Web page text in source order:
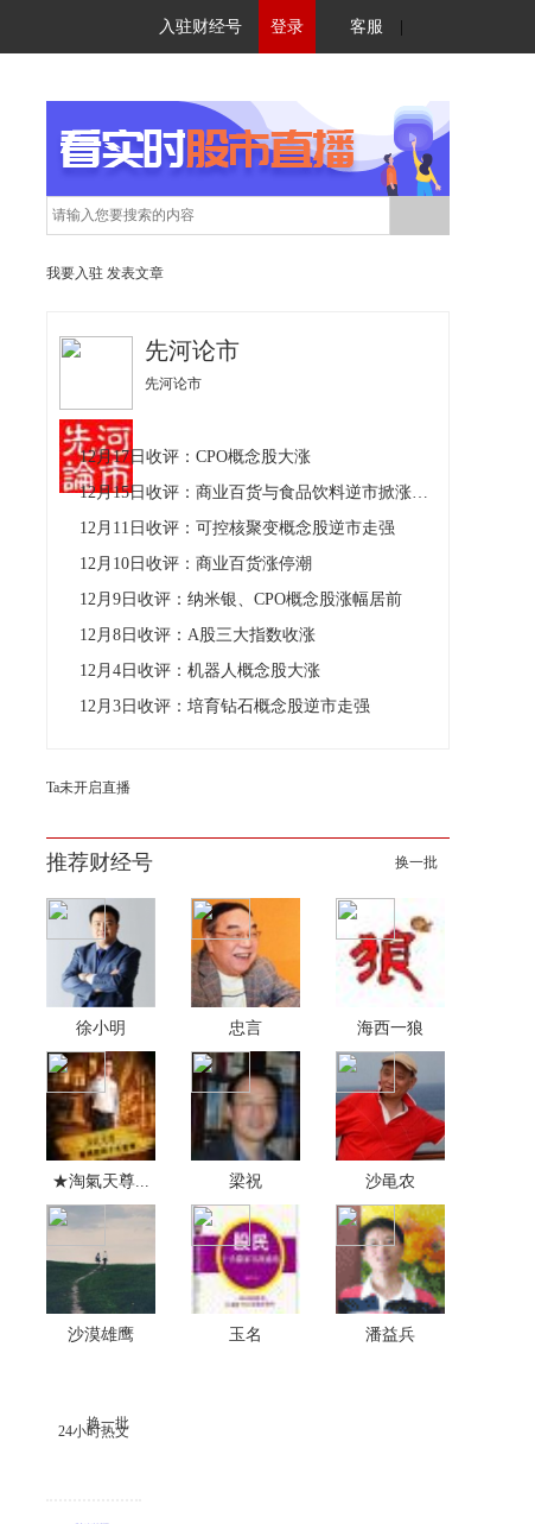
入驻财经号 登录 客服
我要入驻 发表文章
先河论市
先河论市
12月17日收评：CPO概念股大涨
12月15日收评：商业百货与食品饮料逆市掀涨停潮
12月11日收评：可控核聚变概念股逆市走强
12月10日收评：商业百货涨停潮
12月9日收评：纳米银、CPO概念股涨幅居前
12月8日收评：A股三大指数收涨
12月4日收评：机器人概念股大涨
12月3日收评：培育钻石概念股逆市走强
Ta未开启直播
推荐财经号 换一批
徐小明 忠言 海西一狼
★淘氣天尊... 梁祝 沙黾农
沙漠雄鹰 玉名 潘益兵
24小时热文
换一批